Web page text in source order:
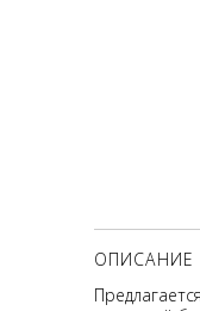
ОПИСАНИЕ